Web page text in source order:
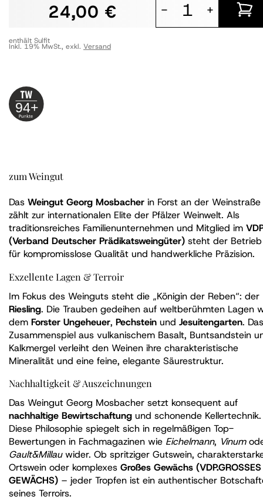
24,00 €
Inkl. 19% MwSt., exkl. Versand
- +
enthält Sulfit
94+
zum Weingut
Das Weingut Georg Mosbacher in Forst an der Weinstraße
zählt zur internationalen Elite der Pfälzer Weinwelt. Als
traditionsreiches Familienunternehmen und Mitglied im
(Verband Deutscher Prädikatsweingüter) steht der Betrieb
für kompromisslose Qualität und handwerkliche Präzision.
Exzellente Lagen & Terroir
Im Fokus des Weinguts steht die „Königin der Reben“: der
Riesling. Die Trauben gedeihen auf weltberühmten Lagen
dem Forster Ungeheuer, Pechstein und Jesuitengarten. Das
Zusammenspiel aus vulkanischem Basalt, Buntsandstein
Kalkmergel verleiht den Weinen ihre charakteristische
Mineralität und eine feine, elegante Säurestruktur.
Nachhaltigkeit & Auszeichnungen
Das Weingut Georg Mosbacher setzt konsequent auf
nachhaltige Bewirtschaftung und schonende Kellertechnik.
Diese Philosophie spiegelt sich in regelmäßigen Top-
Bewertungen in Fachmagazinen wie Eichelmann, Vinum
Gault&Millauwider. Ob spritziger Gutswein,
Ortswein oder komplexes Großes Gewächs (VDP.GROSSES
GEWÄCHS) – jeder Tropfen ist ein authentischer
seines Terroirs.